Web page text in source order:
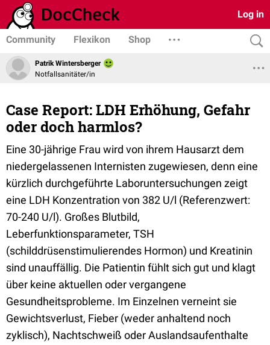
Log in
Community Flexikon Shop
Patrik Wintersberger
Notfallsanitäter/in
Case Report: LDH Erhöhung, Gefahr
oder doch harmlos?
Eine 30-jährige Frau wird von ihrem Hausarzt dem
niedergelassenen Internisten zugewiesen, denn eine
kürzlich durchgeführte Laboruntersuchungen zeigt
eine LDH Konzentration von 382 U/l (Referenzwert:
70-240 U/l). Großes Blutbild,
Leberfunktionsparameter, TSH
(schilddrüsenstimulierendes Hormon) und Kreatinin
sind unauffällig. Die Patientin fühlt sich gut und klagt
über keine aktuellen oder vergangene
Gesundheitsprobleme. Im Einzelnen verneint sie
Gewichtsverlust, Fieber (weder anhaltend noch
zyklisch), Nachtschweiß oder Auslandsaufenthalte